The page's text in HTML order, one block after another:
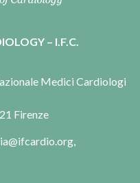
– I.F.C.
Medici Cardiologi
Firenze